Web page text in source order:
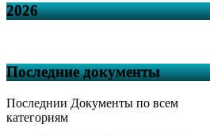
2026
Последние документы
Последнии Документы по всем
категориям